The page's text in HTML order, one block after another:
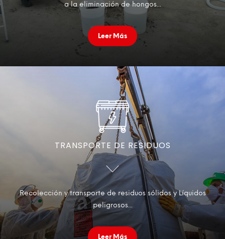
a la eliminación de hongos...
Leer Más
TRANSPORTE DE RESIDUOS
Recolección y transporte de residuos sólidos y Líquidos
peligrosos...
Leer Más